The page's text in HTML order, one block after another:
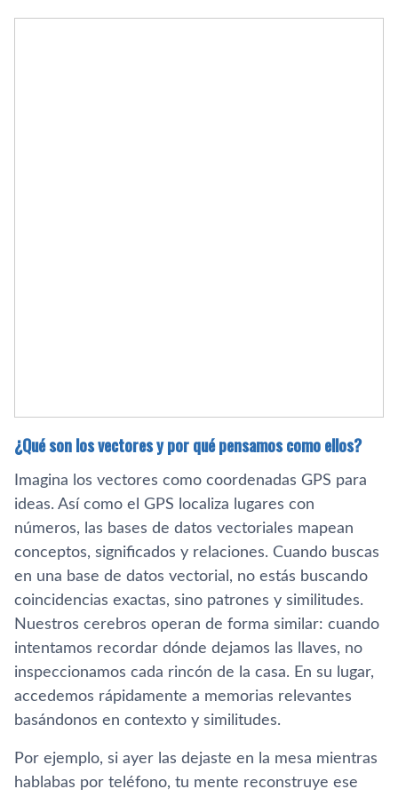
¿Qué son los vectores y por qué pensamos como ellos?
Imagina los vectores como coordenadas GPS para
ideas. Así como el GPS localiza lugares con
números, las bases de datos vectoriales mapean
conceptos, significados y relaciones. Cuando buscas
en una base de datos vectorial, no estás buscando
coincidencias exactas, sino patrones y similitudes.
Nuestros cerebros operan de forma similar: cuando
intentamos recordar dónde dejamos las llaves, no
inspeccionamos cada rincón de la casa. En su lugar,
accedemos rápidamente a memorias relevantes
basándonos en contexto y similitudes.
Por ejemplo, si ayer las dejaste en la mesa mientras
hablabas por teléfono, tu mente reconstruye ese